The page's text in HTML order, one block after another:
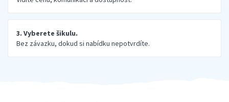
3. Vyberete šikulu.
Bez závazku, dokud si nabídku nepotvrdíte.